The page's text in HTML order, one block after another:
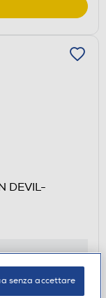
DEVIL-
senza accettare